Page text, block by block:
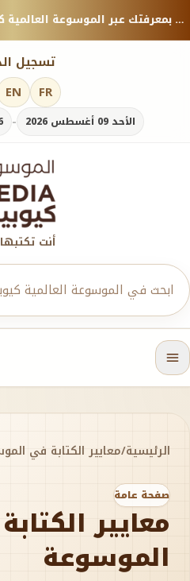
منصة معرفية موثوقة — شارك بمعرفتك عبر الموسوعة العالمية كيوبيديا.
تسجيل
الأحد 09 أغسطس 2026 -
EN FR
أنت
الرئيسية/معايير الكتابة في
صفحة عامة
معايير
الموسوعة